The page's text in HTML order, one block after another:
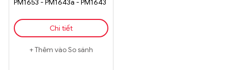
PM1653 - PM1643a - PM1643
Chi tiết
Thêm vào So sánh